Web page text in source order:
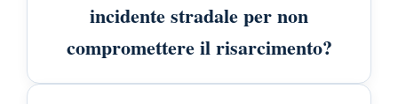
incidente stradale per non
compromettere il risarcimento?